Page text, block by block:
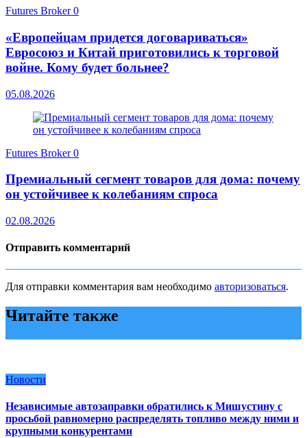
Futures Broker0
«Европейцам придется договариваться»
Евросоюз и Китай приготовились к торговой
войне. Кому будет больнее?
05.08.2026
Futures Broker0
Премиальный сегмент товаров для дома: почему
он устойчивее к колебаниям спроса
02.08.2026
Отправить комментарий
Для отправки комментария вам необходимо авторизоваться.
Читайте также
Новости
Независимые автозаправки обратились к Мишустину с
просьбой равномерно распределять топливо между ними и
крупными конкурентами